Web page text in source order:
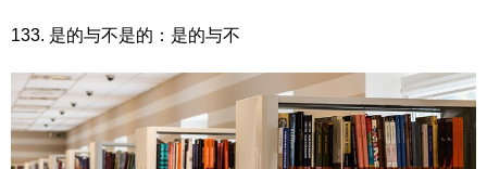
133. 是的与不是的：是的与不